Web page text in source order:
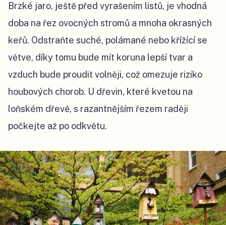
Brzké jaro, ještě před vyrašením listů, je vhodná
doba na řez ovocných stromů a mnoha okrasných
keřů. Odstraňte suché, polámané nebo křížící se
větve, díky tomu bude mít koruna lepší tvar a
vzduch bude proudit volněji, což omezuje riziko
houbových chorob. U dřevin, které kvetou na
loňském dřevě, s razantnějším řezem raději
počkejte až po odkvětu.